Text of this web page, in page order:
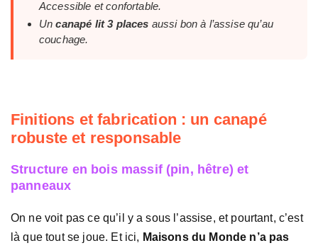
Accessible et confortable.
Uncanapé lit 3 places aussi bon à l’assise qu’au
couchage.
Finitions et fabrication : un canapé
robuste et responsable
Structure en bois massif (pin, hêtre) et
panneaux
On ne voit pas ce qu’il y a sous l’assise, et pourtant, c’est
là que tout se joue. Et ici, Maisons du Monde n’a pas